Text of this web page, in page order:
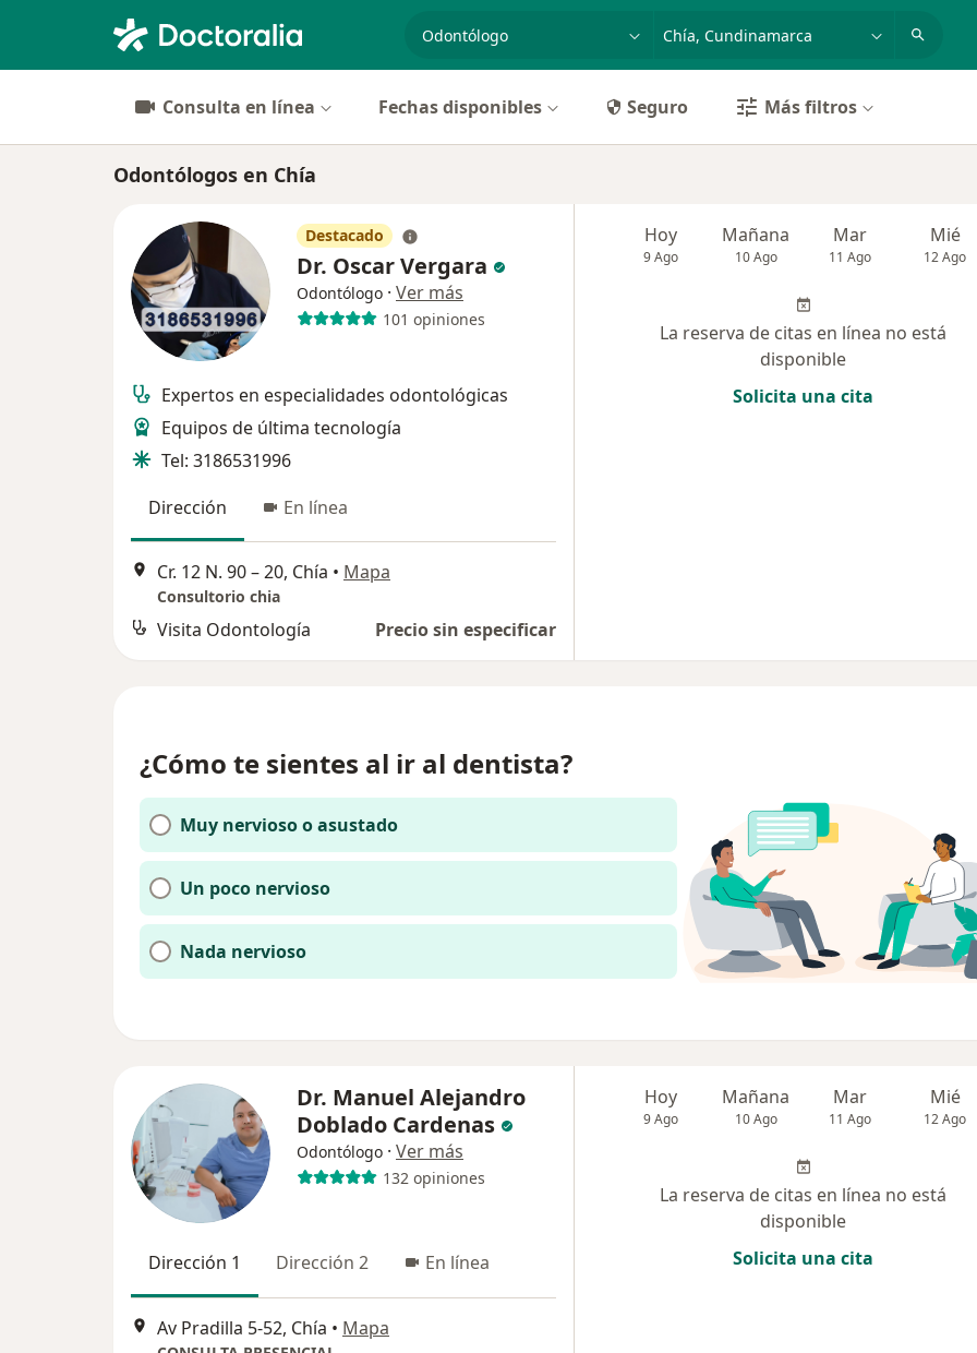
especialidad, enfermedad o nombrep. ej. Bogotá
Consulta en línea Fechas disponibles Seguro Más filtros
Odontólogos en Chía
Destacado
Dr. Oscar Vergara
Odontólogo · Ver más
101 opiniones
Expertos en especialidades odontológicas
Equipos de última tecnología
Tel: 3186531996
Dirección
En línea
Cr. 12 N. 90 – 20, Chía • Mapa
Consultorio chia
Visita Odontología Precio sin especificar
Hoy
9 Ago
Mañana
10 Ago
Mar
11 Ago
Mié
12 Ago
La reserva de citas en línea no está
disponible
Solicita una cita
¿Cómo te sientes al ir al dentista?
Muy nervioso o asustado
Un poco nervioso
Nada nervioso
Dr. Manuel Alejandro
Doblado Cardenas
Odontólogo · Ver más
132 opiniones
Dirección 1 Dirección 2 En línea
Av Pradilla 5-52, Chía • Mapa
Hoy
9 Ago
Mañana
10 Ago
Mar
11 Ago
Mié
12 Ago
La reserva de citas en línea no está
disponible
Solicita una cita